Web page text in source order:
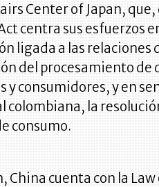
Center of Japan,
centra sus esfuerzos
ligada a las relaciones
del procesamiento de
y consumidores, y en
la
consumo.
China cuenta con la Law